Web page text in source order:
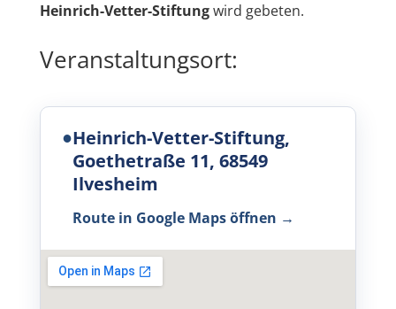
Heinrich-Vetter-Stiftungwird gebeten.
Veranstaltungsort:
●Heinrich-Vetter-Stiftung,
Goethetraße 11, 68549
Ilvesheim
Route in Google Maps öffnen →